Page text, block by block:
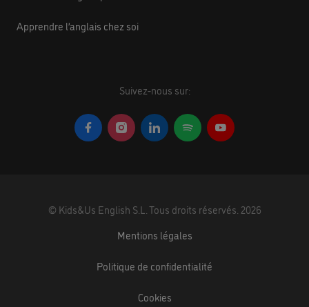
Apprendre l’anglais chez soi
Suivez-nous sur:
© Kids&Us English S.L. Tous droits réservés. 2026
Mentions légales
Politique de confidentialité
Cookies